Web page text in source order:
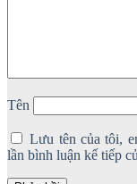
Tên
Lưu tên của tôi,
lần bình luận kế tiếp